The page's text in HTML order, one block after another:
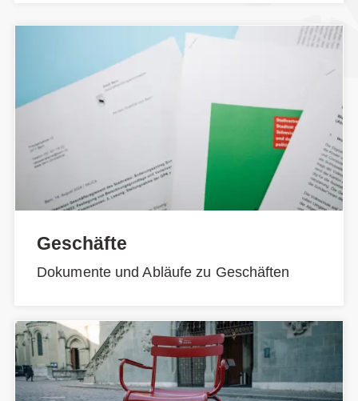
Geschäfte
Dokumente und Abläufe zu Geschäften